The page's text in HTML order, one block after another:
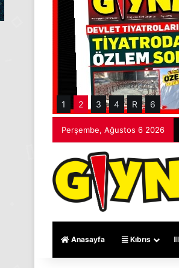
1 2 3 4 R 6
Perşembe, Ağustos 6 2026
Anasayfa Kıbrıs